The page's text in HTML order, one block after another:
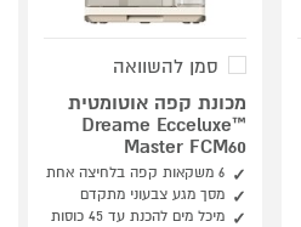
סמן להשוואה
מכונת קפה אוטומטית
Dreame Ecceluxe™
Master FCM60
6 משקאות קפה בלחיצה אחת
מסך מגע צבעוני מתקדם
מיכל מים להכנת עד 45 כוסות